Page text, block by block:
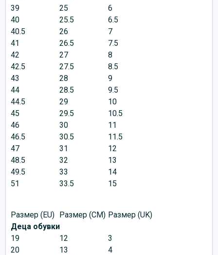
39
25
6
40
25.5
6.5
40.5
26
7
41
26.5
7.5
42
27
8
42.5
27.5
8.5
43
28
9
44
28.5
9.5
44.5
29
10
45
29.5
10.5
46
30
11
46.5
30.5
11.5
47
31
12
48.5
32
13
49.5
33
14
51
33.5 15
Размер (EU) Размер (CM) Размер (UK)
Деца обувки
19
12
3
20
13
4